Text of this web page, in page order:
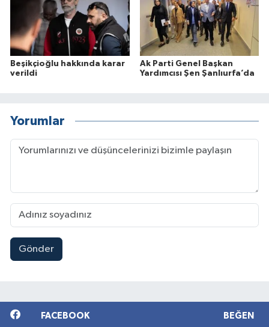
Beşikçioğlu hakkında karar
verildi
Ak Parti Genel Başkan
Yardımcısı Şen Şanlıurfa’da
Yorumlar
Gönder
FACEBOOK BEĞEN